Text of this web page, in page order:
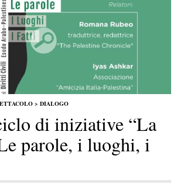
> DIALOGO
di iniziative “La
parole, i luoghi, i